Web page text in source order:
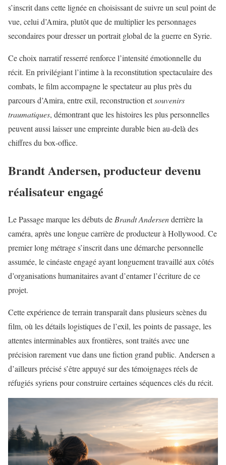
s’inscrit dans cette lignée en choisissant de suivre un seul point de
vue, celui d’Amira, plutôt que de multiplier les personnages
secondaires pour dresser un portrait global de la guerre en Syrie.
Ce choix narratif resserré renforce l’intensité émotionnelle du
récit. En privilégiant l’intime à la reconstitution spectaculaire des
combats, le film accompagne le spectateur au plus près du
parcours d’Amira, entre exil, reconstruction etsouvenirs
traumatiques, démontrant que les histoires les plus personnelles
peuvent aussi laisser une empreinte durable bien au-delà des
chiffres du box-office.
Brandt Andersen, producteur devenu
réalisateur engagé
Le Passage marque les débuts de Brandt Andersenderrière la
caméra, après une longue carrière de producteur à Hollywood. Ce
premier long métrage s’inscrit dans une démarche personnelle
assumée, le cinéaste engagé ayant longuement travaillé aux côtés
d’organisations humanitaires avant d’entamer l’écriture de ce
projet.
Cette expérience de terrain transparaît dans plusieurs scènes du
film, où les détails logistiques de l’exil, les points de passage, les
attentes interminables aux frontières, sont traités avec une
précision rarement vue dans une fiction grand public. Andersen a
d’ailleurs précisé s’être appuyé sur des témoignages réels de
réfugiés syriens pour construire certaines séquences clés du récit.